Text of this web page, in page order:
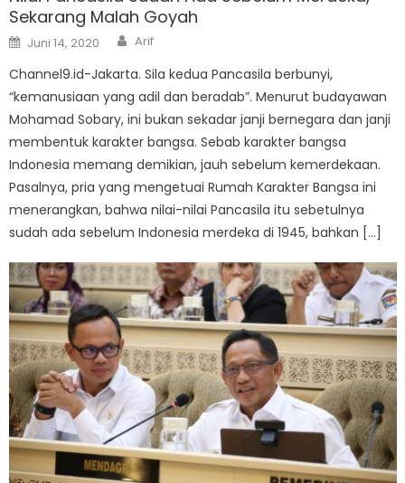
Sekarang Malah Goyah
Posted
on
Juni 14, 2020 Author
Arif
Channel9.id-Jakarta. Sila kedua Pancasila berbunyi,
“kemanusiaan yang adil dan beradab”. Menurut budayawan
Mohamad Sobary, ini bukan sekadar janji bernegara dan janji
membentuk karakter bangsa. Sebab karakter bangsa
Indonesia memang demikian, jauh sebelum kemerdekaan.
Pasalnya, pria yang mengetuai Rumah Karakter Bangsa ini
menerangkan, bahwa nilai-nilai Pancasila itu sebetulnya
sudah ada sebelum Indonesia merdeka di 1945, bahkan […]